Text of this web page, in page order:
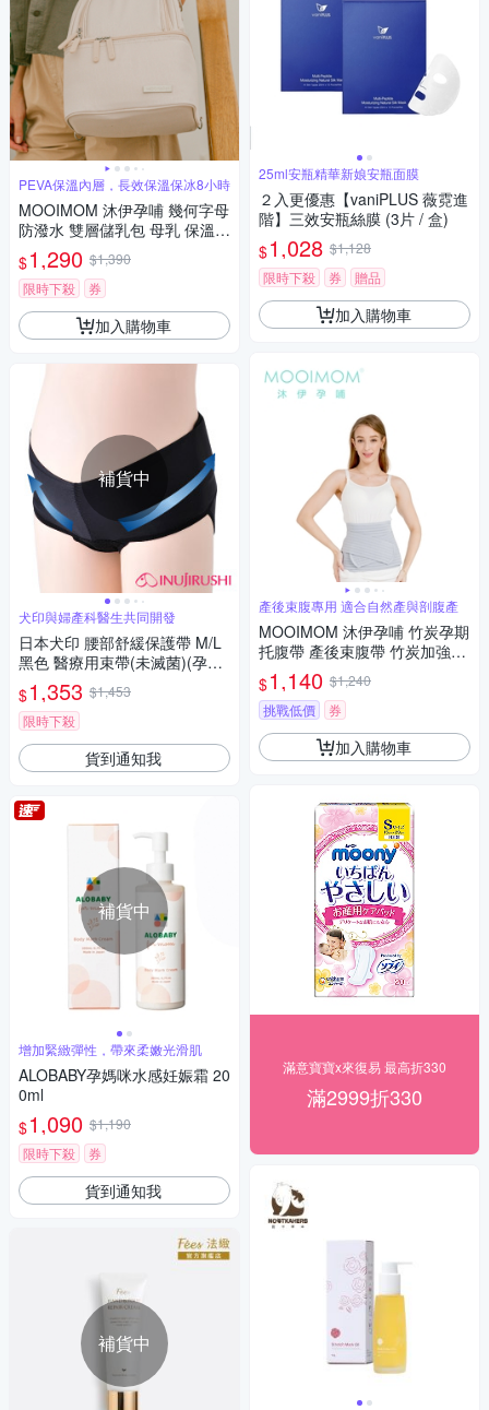
PEVA保溫內層，長效保溫保冰8小時
MOOIMOM 沐伊孕哺 幾何字母
防潑水 雙層儲乳包 母乳 保溫
保冷袋 哺乳包 多款可選
$1,290 $1,390
限時下殺
券
加入購物車
補貨中
犬印與婦產科醫生共同開發
日本犬印 腰部舒緩保護帶 M/L
黑色 醫療用束帶(未滅菌)(孕產
初中期使用)
$1,353 $1,453
限時下殺
貨到通知我
補貨中
增加緊緻彈性，帶來柔嫩光滑肌
ALOBABY孕媽咪水感妊娠霜 20
0ml
$1,090 $1,190
限時下殺
券
貨到通知我
補貨中
25ml安瓶精華新娘安瓶面膜
２入更優惠【vaniPLUS 薇霓進
階】三效安瓶絲膜 (3片 / 盒)
$1,028 $1,128
限時下殺
券 贈品
加入購物車
產後束腹專用 適合自然產與剖腹產
MOOIMOM 沐伊孕哺 竹炭孕期
托腹帶 產後束腹帶 竹炭加強型
束腹帶 多款可選
$1,140 $1,240
挑戰低價
券
加入購物車
滿意寶寶x來復易 最高折330
滿2999折330